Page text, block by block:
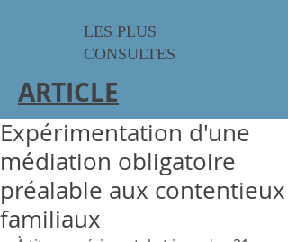
LES PLUS
CONSULTES
ARTICLE
Expérimentation d'une
médiation obligatoire
préalable aux contentieux
familiaux